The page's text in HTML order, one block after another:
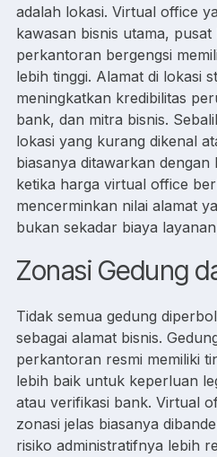
adalah lokasi. Virtual office
kawasan bisnis utama,
perkantoran bergengsi
lebih tinggi. Alamat di lokasi
meningkatkan kredibilitas
bank, dan mitra bisnis.
lokasi yang kurang dikenal
biasanya ditawarkan
ketika harga virtual office
mencerminkan nilai alamat
bukan sekadar biaya
Zonasi Gedung
Tidak semua gedung
sebagai alamat bisnis.
perkantoran resmi memiliki
lebih baik untuk keperluan
atau verifikasi bank. Virtual
zonasi jelas biasanya
risiko administratifnya lebih